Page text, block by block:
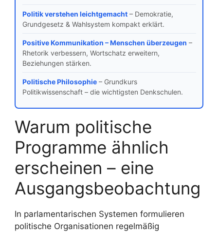
Politik verstehen leichtgemacht– Demokratie,
Grundgesetz & Wahlsystem kompakt erklärt.
Positive Kommunikation – Menschen überzeugen –
Rhetorik verbessern, Wortschatz erweitern,
Beziehungen stärken.
Politische Philosophie– Grundkurs
Politikwissenschaft – die wichtigsten Denkschulen.
Warum politische
Programme ähnlich
erscheinen – eine
Ausgangsbeobachtung
In parlamentarischen Systemen formulieren
politische Organisationen regelmäßig